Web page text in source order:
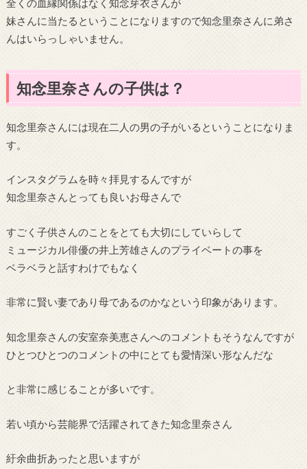
全くの血縁関係はなく知念芽衣さんが
妹さんに当たるということになりますので知念里奈さんに弟さ
んはいらっしゃいません。
知念里奈さんの子供は？
知念里奈さんには現在二人の男の子がいるということになりま
す。
インスタグラムを時々拝見するんですが
知念里奈さんとっても良いお母さんで
すごく子供さんのことをとても大切にしていらして
ミュージカル俳優の井上芳雄さんのプライベートの事を
ベラベラと話すわけでもなく
非常に賢い妻であり母であるのかなという印象があります。
知念里奈さんの安室奈美恵さんへのコメントもそうなんですが
ひとつひとつのコメントの中にとても愛情深い形なんだな
と非常に感じることが多いです。
若い頃から芸能界で活躍されてきた知念里奈さん
紆余曲折あったと思いますが